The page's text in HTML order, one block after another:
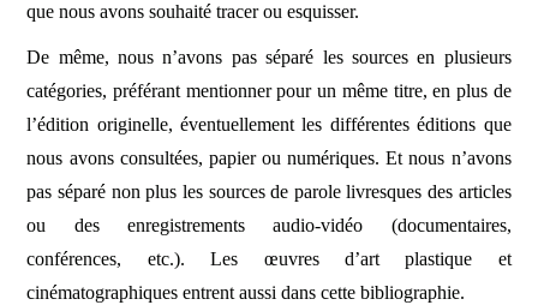
que nous avons souhaité tracer ou esquisser.
De même, nous n’avons pas séparé les sources en plusieurs
catégories, préférant mentionner pour un même titre, en plus de
l’édition originelle, éventuellement les différentes éditions que
nous avons consultées, papier ou numériques. Et nous n’avons
pas séparé non plus les sources de parole livresques des articles
ou des enregistrements audio-vidéo (documentaires,
conférences, etc.). Les œuvres d’art plastique et
cinématographiques entrent aussi dans cette bibliographie.